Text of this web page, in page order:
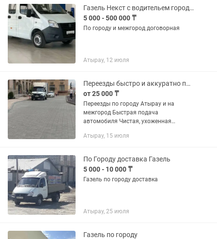
Газель Некст с водительем городу межгород 7 место
5 000 - 500 000 ₸
По городу и межгород договорная
Атырау, 12 июля
Переезды быстро и аккуратно по городу и межгороду грузчики, Газель
от 25 000 ₸
Переезды по городу Атырау и на
межгород Быстрая подача
автомобиля Чистая, ухоженная
Перевозим аккуратно и в кратчайшие
Для...
Атырау, 15 июля
По Городу доставка Газель
5 000 - 10 000 ₸
Газель по городу доставка
Атырау, 25 июля
Газель по городу